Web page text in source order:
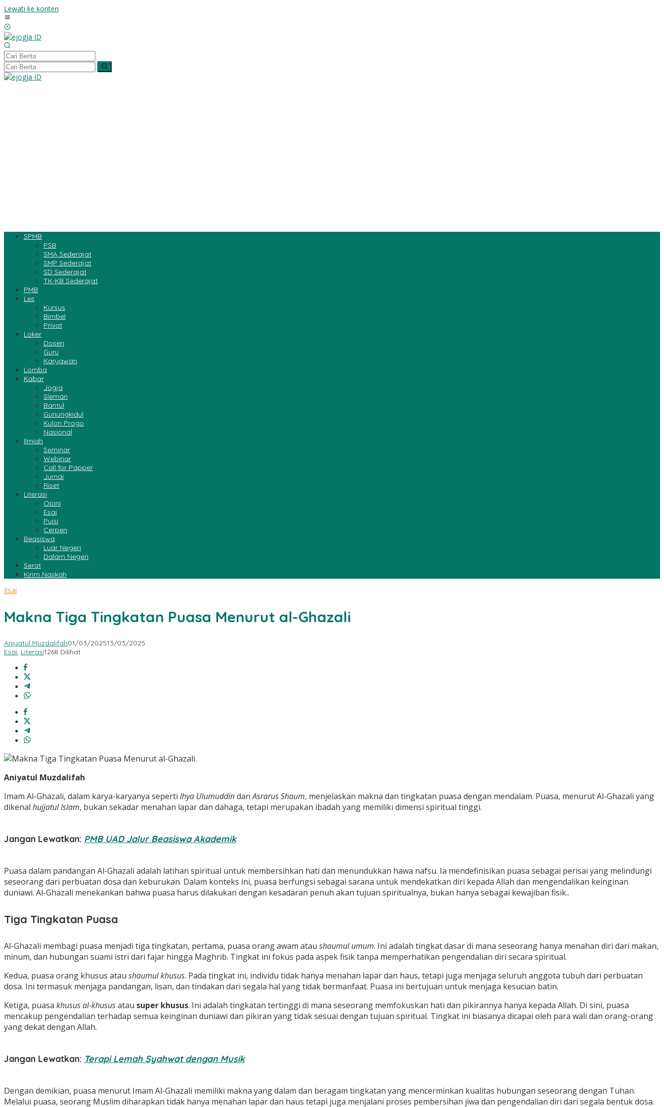
Lewati ke konten
SPMB
PSB
SMA Sederajat
SMP Sederajat
SD Sederajat
TK-KB Sederajat
PMB
Les
Kursus
Bimbel
Privat
Loker
Dosen
Guru
Karyawan
Lomba
Kabar
Jogja
Sleman
Bantul
Gunungkidul
Kulon Progo
Nasional
Ilmiah
Seminar
Webinar
Call for Papper
Jurnai
Riset
Literasi
Opini
Esai
Puisi
Cerpen
Beasiswa
Luar Negeri
Dalam Negeri
Serat
Kirim Naskah
Esai
Makna Tiga Tingkatan Puasa Menurut al-Ghazali
Aniyatul Muzdalifah01/03/202513/03/2025
Esai, Literasi1268 Dilihat
Aniyatul Muzdalifah
Imam Al-Ghazali, dalam karya-karyanya seperti Ihya UlumuddindanAsrarus Shaum, menjelaskan makna dan tingkatan puasa dengan mendalam. Puasa, menurut Al-Ghazali yang
dikenal hujjatul Islam, bukan sekadar menahan lapar dan dahaga, tetapi merupakan ibadah yang memiliki dimensi spiritual tinggi.
Jangan Lewatkan: PMB UAD Jalur Beasiswa Akademik
Puasa dalam pandangan Al-Ghazali adalah latihan spiritual untuk membersihkan hati dan menundukkan hawa nafsu. Ia mendefinisikan puasa sebagai perisai yang melindungi
seseorang dari perbuatan dosa dan keburukan. Dalam konteks ini, puasa berfungsi sebagai sarana untuk mendekatkan diri kepada Allah dan mengendalikan keinginan
duniawi. Al-Ghazali menekankan bahwa puasa harus dilakukan dengan kesadaran penuh akan tujuan spiritualnya, bukan hanya sebagai kewajiban fisik..
Tiga Tingkatan Puasa
Al-Ghazali membagi puasa menjadi tiga tingkatan, pertama, puasa orang awam atau shaumul umum. Ini adalah tingkat dasar di mana seseorang hanya menahan diri dari makan,
minum, dan hubungan suami istri dari fajar hingga Maghrib. Tingkat ini fokus pada aspek fisik tanpa memperhatikan pengendalian diri secara spiritual.
Kedua, puasa orang khusus atau shaumul khusus. Pada tingkat ini, individu tidak hanya menahan lapar dan haus, tetapi juga menjaga seluruh anggota tubuh dari perbuatan
dosa. Ini termasuk menjaga pandangan, lisan, dan tindakan dari segala hal yang tidak bermanfaat. Puasa ini bertujuan untuk menjaga kesucian batin.
Ketiga, puasa khusus al-khususatau super khusus. Ini adalah tingkatan tertinggi di mana seseorang memfokuskan hati dan pikirannya hanya kepada Allah. Di sini, puasa
mencakup pengendalian terhadap semua keinginan duniawi dan pikiran yang tidak sesuai dengan tujuan spiritual. Tingkat ini biasanya dicapai oleh para wali dan orang-orang
yang dekat dengan Allah.
Jangan Lewatkan: Terapi Lemah Syahwat dengan Musik
Dengan demikian, puasa menurut Imam Al-Ghazali memiliki makna yang dalam dan beragam tingkatan yang mencerminkan kualitas hubungan seseorang dengan Tuhan.
Melalui puasa, seorang Muslim diharapkan tidak hanya menahan lapar dan haus tetapi juga menjalani proses pembersihan jiwa dan pengendalian diri dari segala bentuk dosa.